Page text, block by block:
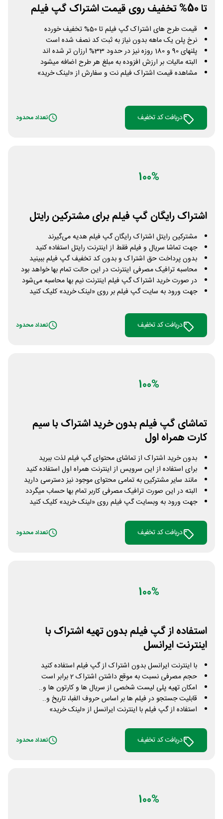
تا 50% تخفیف روی قیمت اشتراک گپ فیلم
قیمت طرح های اشتراک گپ فیلم تا 50% تخفیف خورده
نرخ پلن یک ماهه بدون نیاز به ثبت کد نصف شده است
پلنهای 90 و 180 روزه نیز در حدود 33% ارزان تر شده اند
البته مالیات بر ارزش افزوده به مبلغ هر طرح اضافه میشود
مشاهده قیمت اشتراک فیلم نت و سفارش از «لینک خرید»
دریافت کد تخفیف تعداد محدود
100%
اشتراک رایگان گپ فیلم برای مشترکین رایتل
مشترکین رایتل اشتراک رایگان گپ فیلم هدیه می‌گیرند
جهت تماشا سریال و فیلم فقط از اینترنت رایتل استفاده کنید
بدون پرداخت حق اشتراک و بدون کد تخفیف گپ فیلم ببینید
محاسبه ترافیک مصرفی اینترنت در این حالت تمام بها خواهد بود
در صورت خرید اشتراک گپ فیلم اینترنت نیم بها محاسبه می‌شود
جهت ورود به سایت گپ فیلم بر روی «لینک خرید» کلیک کنید
دریافت کد تخفیف تعداد محدود
100%
تماشای گپ فیلم بدون خرید اشتراک با سیم
کارت همراه اول
بدون خرید اشتراک از تماشای محتوای گپ فیلم لذت ببرید
برای استفاده از این سرویس از اینترنت همراه اول استفاده کنید
مانند سایر مشترکین به تمامی محتوای موجود نیز دسترسی دارید
البته در این صورت ترافیک مصرفی کاربر تمام بها حساب میگردد
جهت ورود به وبسایت گپ فیلم روی «لینک خرید» کلیک کنید
دریافت کد تخفیف تعداد محدود
100%
استفاده از گپ فیلم بدون تهیه اشتراک با
اینترنت ایرانسل
با اینترنت ایرانسل بدون اشتراک از گپ فیلم استفاده کنید
حجم مصرفی نسبت به موقع داشتن اشتراک 2 برابر است
امکان تهیه پلی لیست شخصی از سریال ها و کارتون ها و..
قابلیت جستجو در فیلم ها بر اساس حروف الفبا، تاریخ و..
استفاده از گپ فیلم با اینترنت ایرانسل از «لینک خرید»
دریافت کد تخفیف تعداد محدود
100%